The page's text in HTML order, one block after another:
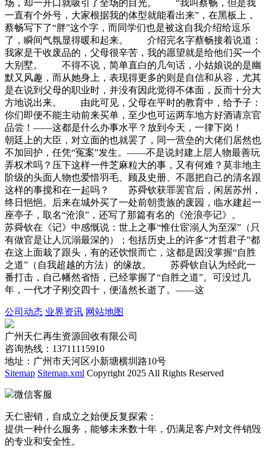
场，却一开口就吸引了全场的目光。 “我叫蔡畅，但是我
一直有个外号，大家根据我的体型就能看出来”，在黑板上，
蔡畅写下了“胖”这个字，而同学们也是被这自我介绍给逗乐
了，瞬间气氛显得暖和起来。 介绍完名字蔡畅接着说道：
我家是干收废品的，父母很辛苦，我的愿望就是给他们买一个
大别墅。 不得不说，简单直白的几句话，小姑娘说的是幽
默又风趣，而从她身上，表现得更多的则是自信和从容，尤其
是在说到父母的职业时，并没有因此觉得不体面，反而十分大
方地说出来。 由此可见，父母在平时的教育中，给予子：
你们即便不能主动前来买单，至少也可运两车地方好酒请京官
品尝！——这都是什么办事水平？放到今天，一律下岗！
朝廷上的大臣，对立面的也就罢了，同一营垒的大佬们居然也
不加回护，任凭“冤案”发生。——不是说封建上层人物最善玩
弄权术吗？压下这样一件芝麻粒大的事，又有何难？莫非地主
阶级的头面人物也爱惜羽毛、顾及史册、不愿把自己的清名跟
这样的事搅和在一起吗？ 苏舜钦获罪罢官后，闲居苏州，
终日悒悒。后来在城外买了一处前朝贵族的废园，临水建起一
座亭子，取名“沧浪”，还写了那篇有名的《沧浪亭记》。
苏舜钦在《记》中感慨说：世上之事“惟仕宦溺人为至深”（只
有做官是让人沉溺最深的）；包括历史上的许多“才哲君子”都
在这上面栽了跟头，有的还饮恨而亡，这都是因没掌握“自胜
之道”（自我超越的方法）的缘故。 苏舜钦自认为经此一
番打击，自己幡然省悟，已经掌握了“自胜之道”。可没过几
年，一代才子刚交四十，便溘然长逝了。——这
公司动态 业界资讯 网站地图
广州天仁再生资源回收有限公司
咨询热线：13711115910
地址：广州市天河区小新塘横圳路10号
Sitemap Sitemap.xml Copyright 2025 All Rights Reserved
微信客服
天仁密销，自成立之始便反复探索：
提供一种什么服务，能够未来数十年，仍满足客户对文件销毁
的专业和安全性。